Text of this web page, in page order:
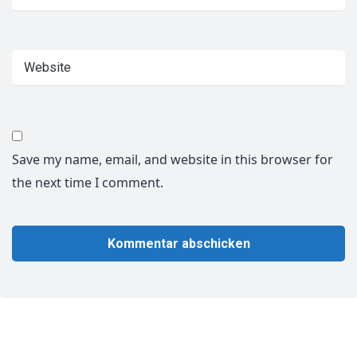
Save my name, email, and website in this browser for
the next time I comment.